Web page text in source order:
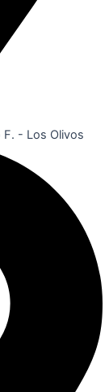
F. - Los Olivos